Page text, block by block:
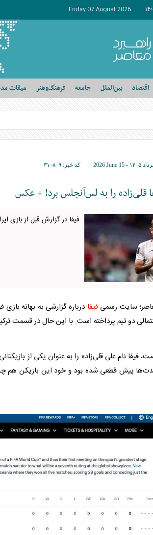
Friday 07 August 2026
اقتصاد بین‌الملل جامعه فرهنگ‌وهنر میقات
2026 June 15 کد خبر: ۳۱۰۸۰۹
قلی‌زاده را به لس‌آنجلس برد! + عکس
فیفا در گزارش قبل از بازی
سایت رسمیفیفا درباره گزارشی به بهانه بازی
دو تیم پرداخته است. با این حال در قسمت
فیفا نام علی قلی‌زاده را به عنوان یکی از